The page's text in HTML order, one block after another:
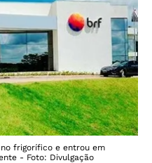
frigorífico e entrou em
- Foto: Divulgação